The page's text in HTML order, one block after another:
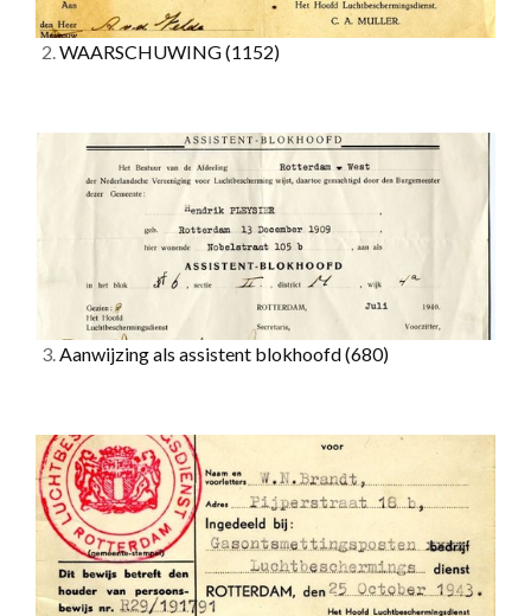
2.WAARSCHUWING(1152)
3.Aanwijzing als assistent blokhoofd(680)